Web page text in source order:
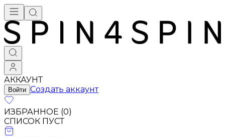
АККАУНТ
Войти Создать аккаунт
ИЗБРАННОЕ (0)
СПИСОК ПУСТ